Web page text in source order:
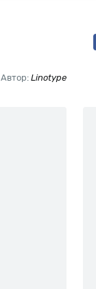
Автор: Linotype